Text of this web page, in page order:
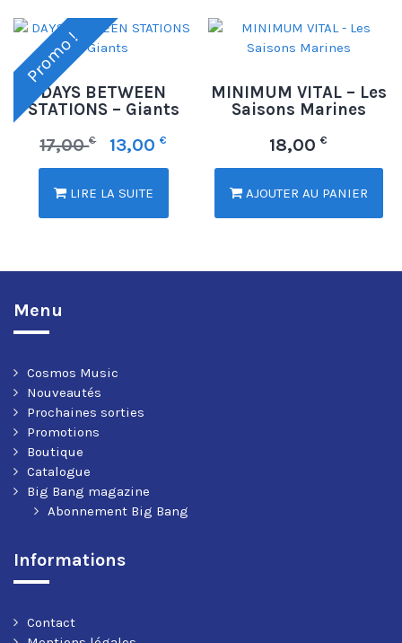
Promo !
DAYS BETWEEN
STATIONS – Giants
17,00€ 13,00€
LIRE LA SUITE
MINIMUM VITAL – Les
Saisons Marines
18,00€
AJOUTER AU PANIER
Menu
Cosmos Music
Nouveautés
Prochaines sorties
Promotions
Boutique
Catalogue
Big Bang magazine
Abonnement Big Bang
Informations
Contact